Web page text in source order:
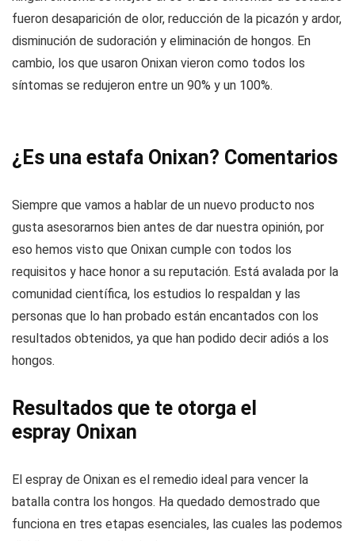
fueron desaparición de olor, reducción de la picazón y ardor,
disminución de sudoración y eliminación de hongos. En
cambio, los que usaron Onixan vieron como todos los
síntomas se redujeron entre un 90% y un 100%.
¿Es una estafa Onixan? Comentarios
Siempre que vamos a hablar de un nuevo producto nos
gusta asesorarnos bien antes de dar nuestra opinión, por
eso hemos visto que Onixan cumple con todos los
requisitos y hace honor a su reputación. Está avalada por la
comunidad científica, los estudios lo respaldan y las
personas que lo han probado están encantados con los
resultados obtenidos, ya que han podido decir adiós a los
hongos.
Resultados que te otorga el
espray Onixan
El espray de Onixan es el remedio ideal para vencer la
batalla contra los hongos. Ha quedado demostrado que
funciona en tres etapas esenciales, las cuales las podemos